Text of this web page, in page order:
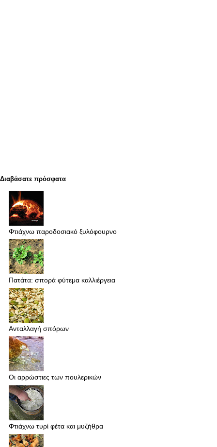
Διαβάσατε πρόσφατα
Φτιάχνω παροδοσιακό ξυλόφουρνο
Πατάτα: σπορά φύτεμα καλλιέργεια
Ανταλλαγή σπόρων
Οι αρρώστιες των πουλερικών
Φτιάχνω τυρί φέτα και μυζήθρα